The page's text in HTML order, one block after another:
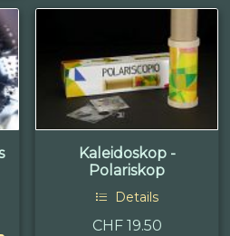
Kaleidoskop -
Polariskop
Details
CHF 19.50